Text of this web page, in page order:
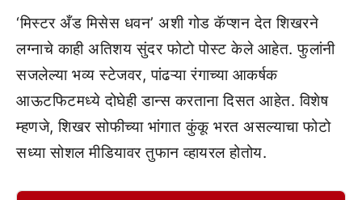
‘मिस्टर अँड मिसेस धवन’ अशी गोड कॅप्शन देत शिखरने
लग्नाचे काही अतिशय सुंदर फोटो पोस्ट केले आहेत. फुलांनी
सजलेल्या भव्य स्टेजवर, पांढऱ्या रंगाच्या आकर्षक
आऊटफिटमध्ये दोघेही डान्स करताना दिसत आहेत. विशेष
म्हणजे, शिखर सोफीच्या भांगात कुंकू भरत असल्याचा फोटो
सध्या सोशल मीडियावर तुफान व्हायरल होतोय.